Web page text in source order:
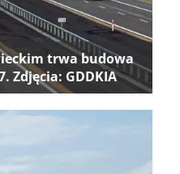
trwa budowa
Zdjęcia: GDDKIA